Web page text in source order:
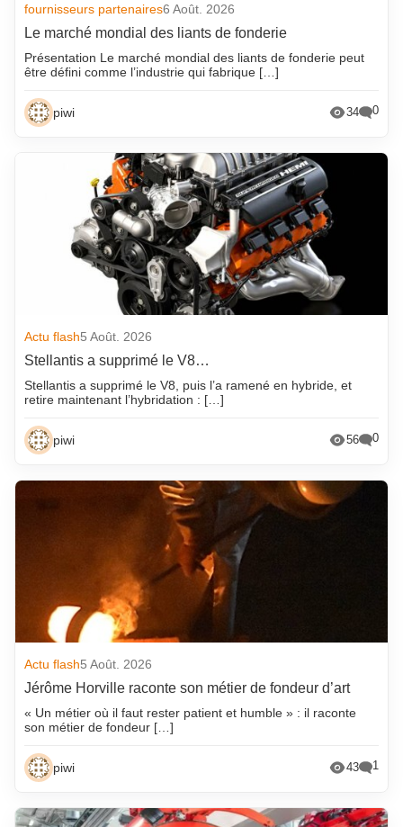
fournisseurs partenaires6 Août. 2026
Le marché mondial des liants de fonderie
Présentation Le marché mondial des liants de fonderie peut
être défini comme l’industrie qui fabrique […]
piwi 34 0
Actu flash5 Août. 2026
Stellantis a supprimé le V8…
Stellantis a supprimé le V8, puis l’a ramené en hybride, et
retire maintenant l’hybridation : […]
piwi 56 0
Actu flash5 Août. 2026
Jérôme Horville raconte son métier de fondeur d’art
« Un métier où il faut rester patient et humble » : il raconte
son métier de fondeur […]
piwi 43 1